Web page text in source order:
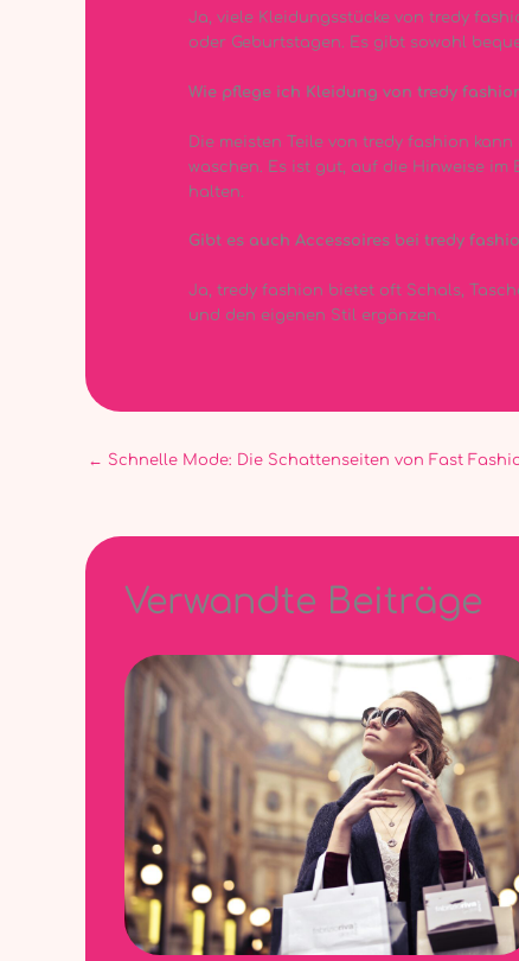
Ja, viele Kleidungsstücke von tredy
oder Geburtstagen. Es gibt sowohl
Wie pflege ich Kleidung von tredy
Die meisten Teile von tredy fashion
waschen. Es ist gut, auf die Hinweise
halten.
Gibt es auch Accessoires bei tredy
Ja, tredy fashion bietet oft Schals,
und den eigenen Stil ergänzen.
← Schnelle Mode: Die Schattenseiten von Fast
Verwandte Beiträge